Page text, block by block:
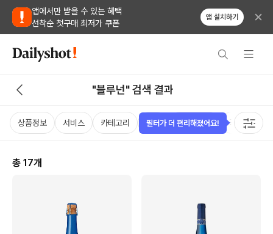
앱에서만 받을 수 있는 혜택
선착순 첫구매 최저가 쿠폰
앱 설치하기
"블루넌" 검색 결과
상품정보 서비스 카테고리 가격 비비노점수 국가 용량
총 17개
필터가 더 편리해졌어요!